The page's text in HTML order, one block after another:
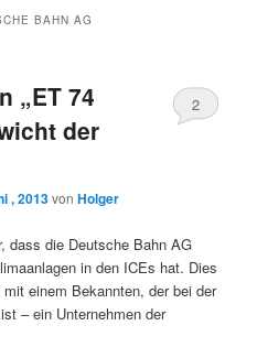
BAHN AG
„ET 74
der
, 2013vonHolger
2
dass die Deutsche Bahn AG
in den ICEs hat. Dies
einem Bekannten, der bei der
– ein Unternehmen der